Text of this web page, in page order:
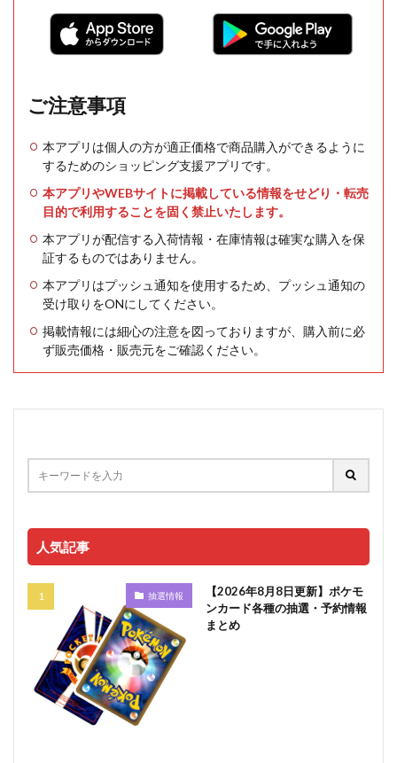
ご注意事項
本アプリは個人の方が適正価格で商品購入ができるように
するためのショッピング支援アプリです。
本アプリやWEBサイトに掲載している情報をせどり・転売
目的で利用することを固く禁止いたします。
本アプリが配信する入荷情報・在庫情報は確実な購入を保
証するものではありません。
本アプリはプッシュ通知を使用するため、プッシュ通知の
受け取りをONにしてください。
掲載情報には細心の注意を図っておりますが、購入前に必
ず販売価格・販売元をご確認ください。
人気記事
抽選情報
【2026年8月8日更新】ポケモ
ンカード各種の抽選・予約情報
まとめ